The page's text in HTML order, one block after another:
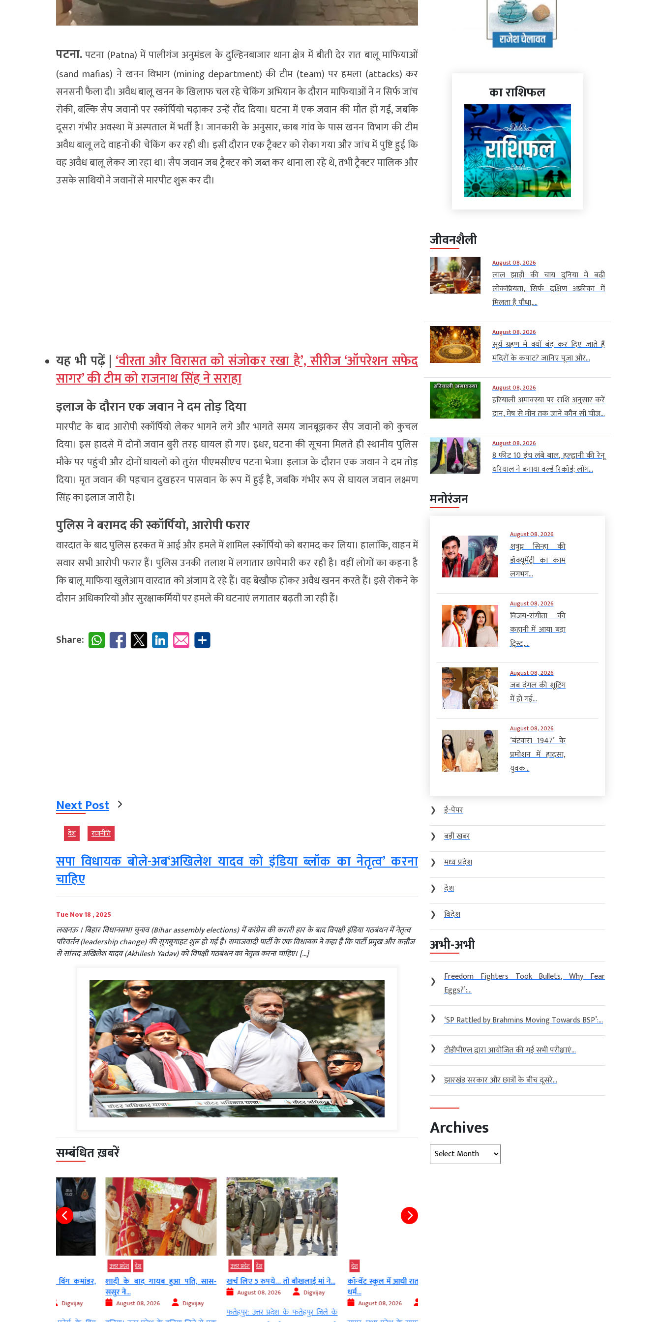
पटना.पटना (Patna) में पालीगंज अनुमंडल के दुल्हिनबाजार थाना क्षेत्र में बीती देर रात बालू माफियाओं
(sand mafias) ने खनन विभाग (mining department) की टीम (team) पर हमला (attacks) कर
सनसनी फैला दी। अवैध बालू खनन के खिलाफ चल रहे चेकिंग अभियान के दौरान माफियाओं ने न सिर्फ जांच
रोकी, बल्कि सैप जवानों पर स्कॉर्पियो चढ़ाकर उन्हें रौंद दिया। घटना में एक जवान की मौत हो गई, जबकि
दूसरा गंभीर अवस्था में अस्पताल में भर्ती है। जानकारी के अनुसार, काब गांव के पास खनन विभाग की टीम
अवैध बालू लदे वाहनों की चेकिंग कर रही थी। इसी दौरान एक ट्रैक्टर को रोका गया और जांच में पुष्टि हुई कि
वह अवैध बालू लेकर जा रहा था। सैप जवान जब ट्रैक्टर को जब्त कर थाना ला रहे थे, तभी ट्रैक्टर मालिक और
उसके साथियों ने जवानों से मारपीट शुरू कर दी।
यह भी पढ़ें |‘वीरता और विरासत को संजोकर रखा है’, सीरीज ‘ऑपरेशन सफेद
सागर’ की टीम को राजनाथ सिंह ने सराहा
इलाज के दौरान एक जवान ने दम तोड़ दिया
मारपीट के बाद आरोपी स्कॉर्पियो लेकर भागने लगे और भागते समय जानबूझकर सैप जवानों को कुचल
दिया। इस हादसे में दोनों जवान बुरी तरह घायल हो गए। इधर, घटना की सूचना मिलते ही स्थानीय पुलिस
मौके पर पहुंची और दोनों घायलों को तुरंत पीएमसीएच पटना भेजा। इलाज के दौरान एक जवान ने दम तोड़
दिया। मृत जवान की पहचान दुखहरन पासवान के रूप में हुई है, जबकि गंभीर रूप से घायल जवान लक्ष्मण
सिंह का इलाज जारी है।
पुलिस ने बरामद की स्कॉर्पियो, आरोपी फरार
वारदात के बाद पुलिस हरकत में आई और हमले में शामिल स्कॉर्पियो को बरामद कर लिया। हालांकि, वाहन में
सवार सभी आरोपी फरार हैं। पुलिस उनकी तलाश में लगातार छापेमारी कर रही है। वहीं लोगों का कहना है
कि बालू माफिया खुलेआम वारदात को अंजाम दे रहे हैं। वह बेखौफ होकर अवैध खनन करते हैं। इसे रोकने के
दौरान अधिकारियों और सुरक्षाकर्मियों पर हमले की घटनाएं लगातार बढ़ती जा रही हैं।
Share:
Next Post
देश राजनीति
सपा विधायक बोले-अब‘अखिलेश यादव को इंडिया ब्लॉक का नेतृत्व’ करना
चाहिए
Tue Nov 18 , 2025
लखनऊ । बिहार विधानसभा चुनाव (Bihar assembly elections) में कांग्रेस की करारी हार के बाद विपक्षी इंडिया गठबंधन में नेतृत्व
परिवर्तन (leadership change) की सुगबुगाहट शुरू हो गई है। समाजवादी पार्टी के एक विधायक ने कहा है कि पार्टी प्रमुख और कन्नौज
से सांसद अखिलेश यादव (Akhilesh Yadav) को विपक्षी गठबंधन का नेतृत्व करना चाहिए। […]
सम्बंधित ख़बरें
शादी के बाद गायब हुआ पति, सास-
August 08, 2026 Digvijay
खर्च लिए 5 रुपये… तो बौखलाई मां ने...
August 08, 2026 Digvijay
फतेहपुर: उत्तर प्रदेश के फतेहपुर जिले के
कॉन्वेंट स्कूल में आधी रात भारी हंगामा…
धर्म...
August 08, 2026 Digvijay
का राशिफल
जीवनशैली
August 08, 2026
लाल झाड़ी की चाय दुनिया में बढ़ी
लोकप्रियता, सिर्फ दक्षिण अफ्रीका में
मिलता है पौधा,...
August 08, 2026
सूर्य ग्रहण में क्यों बंद कर दिए जाते हैं
मंदिरों के कपाट? जानिए पूजा और...
August 08, 2026
हरियाली अमावस्या पर राशि अनुसार करें
दान, मेष से मीन तक जानें कौन सी चीज...
August 08, 2026
8 फीट 10 इंच लंबे बाल, हल्द्वानी की रेनू
धरियाल ने बनाया वर्ल्ड रिकॉर्ड; लोग...
मनोरंजन
August 08, 2026
शत्रुघ्न सिन्हा की
डॉक्यूमेंट्री का काम
लगभग...
August 08, 2026
विजय-संगीता की
कहानी में आया बड़ा
ट्विस्ट,...
August 08, 2026
जब दंगल की शूटिंग
में हो गई...
August 08, 2026
‘बंटवारा 1947’ के
प्रमोशन में हादसा,
युवक...
❯
ई-पेपर
❯
बड़ी खबर
❯
मध्य प्रदेश
❯
देश
❯
विदेश
अभी-अभी
❯
Freedom Fighters Took Bullets, Why Fear
Eggs?’:...
❯ ‘SP Rattled by Brahmins Moving Towards BSP’:...
❯ टीडीपीएल द्वारा आयोजित की गई सभी परीक्षाएं...
❯ झारखंड सरकार और छात्रों के बीच दूसरे...
Archives
Archives